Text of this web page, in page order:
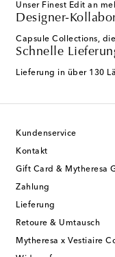
Unser Finest Edit an
Designer-
Capsule Collections,
Schnelle
Lieferung in über 130
Kundenservice
Kontakt
Gift Card & Mytheresa
Zahlung
Lieferung
Retoure & Umtausch
Mytheresa x Vestiaire